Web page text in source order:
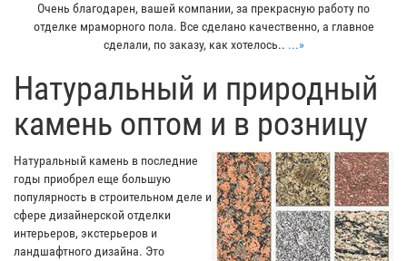
Очень благодарен, вашей компании, за прекрасную работу по
отделке мраморного пола. Все сделано качественно, а главное
сделали, по заказу, как хотелось.. ...»
​Натуральный и природный
камень оптом и в розницу
Натуральный камень в последние
годы приобрел еще большую
популярность в строительном деле и
сфере дизайнерской отделки
интерьеров, экстерьеров и
ландшафтного дизайна. Это